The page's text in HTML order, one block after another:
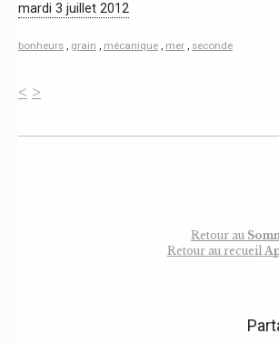
mardi 3 juillet 2012
bonheurs , grain , mécanique , mer , seconde
< >
Retour au
Retour au recueil